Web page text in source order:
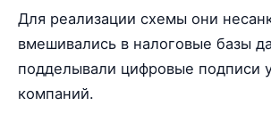
Для реализации схемы они
вмешивались в налоговые базы
подделывали цифровые подписи
компаний.